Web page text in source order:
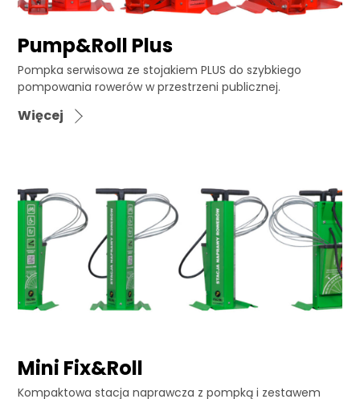
Pump&Roll Plus
Pompka serwisowa ze stojakiem PLUS do szybkiego
pompowania rowerów w przestrzeni publicznej.
Więcej
Mini Fix&Roll
Kompaktowa stacja naprawcza z pompką i zestawem